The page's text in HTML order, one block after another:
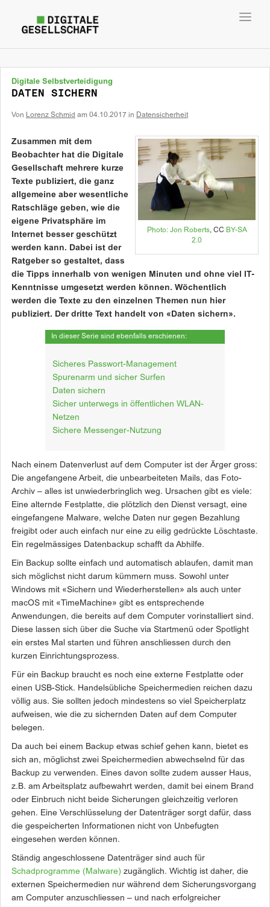
Digitale Selbstverteidigung
DATEN SICHERN
Von Lorenz Schmid am 04.10.2017 in Datensicherheit
Photo: Jon Roberts, CC BY-SA
2.0
Zusammen mit dem
Beobachter hat die Digitale
Gesellschaft mehrere kurze
Texte publiziert, die ganz
allgemeine aber wesentliche
Ratschläge geben, wie die
eigene Privatsphäre im
Internet besser geschützt
werden kann. Dabei ist der
Ratgeber so gestaltet, dass
die Tipps innerhalb von wenigen Minuten und ohne viel IT-
Kenntnisse umgesetzt werden können. Wöchentlich
werden die Texte zu den einzelnen Themen nun hier
publiziert. Der dritte Text handelt von «Daten sichern».
In dieser Serie sind ebenfalls erschienen:
Sicheres Passwort-Management
Spurenarm und sicher Surfen
Daten sichern
Sicher unterwegs in öffentlichen WLAN-
Netzen
Sichere Messenger-Nutzung
Nach einem Datenverlust auf dem Computer ist der Ärger gross:
Die angefangene Arbeit, die unbearbeiteten Mails, das Foto-
Archiv – alles ist unwiederbringlich weg. Ursachen gibt es viele:
Eine alternde Festplatte, die plötzlich den Dienst versagt, eine
eingefangene Malware, welche Daten nur gegen Bezahlung
freigibt oder auch einfach nur eine zu eilig gedrückte Löschtaste.
Ein regelmässiges Datenbackup schafft da Abhilfe.
Ein Backup sollte einfach und automatisch ablaufen, damit man
sich möglichst nicht darum kümmern muss. Sowohl unter
Windows mit «Sichern und Wiederherstellen» als auch unter
macOS mit «TimeMachine» gibt es entsprechende
Anwendungen, die bereits auf dem Computer vorinstalliert sind.
Diese lassen sich über die Suche via Startmenü oder Spotlight
ein erstes Mal starten und führen anschliessen durch den
kurzen Einrichtungsprozess.
Für ein Backup braucht es noch eine externe Festplatte oder
einen USB-Stick. Handelsübliche Speichermedien reichen dazu
völlig aus. Sie sollten jedoch mindestens so viel Speicherplatz
aufweisen, wie die zu sichernden Daten auf dem Computer
belegen.
Da auch bei einem Backup etwas schief gehen kann, bietet es
sich an, möglichst zwei Speichermedien abwechselnd für das
Backup zu verwenden. Eines davon sollte zudem ausser Haus,
z.B. am Arbeitsplatz aufbewahrt werden, damit bei einem Brand
oder Einbruch nicht beide Sicherungen gleichzeitig verloren
gehen. Eine Verschlüsselung der Datenträger sorgt dafür, dass
die gespeicherten Informationen nicht von Unbefugten
eingesehen werden können.
Ständig angeschlossene Datenträger sind auch für
Schadprogramme (Malware) zugänglich. Wichtig ist daher, die
externen Speichermedien nur während dem Sicherungsvorgang
am Computer anzuschliessen – und nach erfolgreicher